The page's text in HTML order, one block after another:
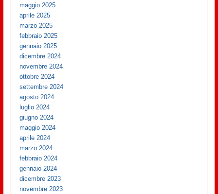
maggio 2025
aprile 2025
marzo 2025
febbraio 2025
gennaio 2025
dicembre 2024
novembre 2024
ottobre 2024
settembre 2024
agosto 2024
luglio 2024
giugno 2024
maggio 2024
aprile 2024
marzo 2024
febbraio 2024
gennaio 2024
dicembre 2023
novembre 2023